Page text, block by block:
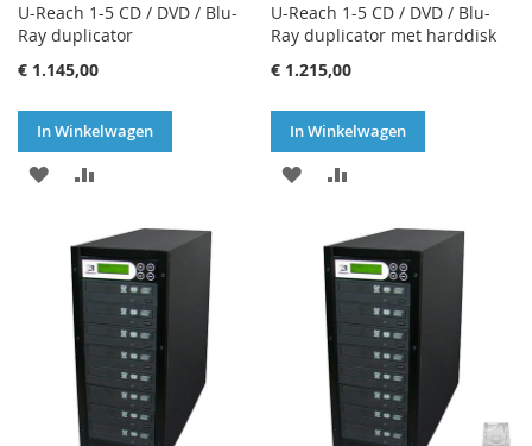
U-Reach 1-5 CD / DVD / Blu-
Ray duplicator
€ 1.145,00
In Winkelwagen
VOEG
AAN
VERLANGLIJST
TE
VERGELIJKEN
U-Reach 1-5 CD / DVD / Blu-
Ray duplicator met harddisk
€ 1.215,00
In Winkelwagen
VOEG
AAN
VERLANGLIJST
TE
VERGELIJKEN